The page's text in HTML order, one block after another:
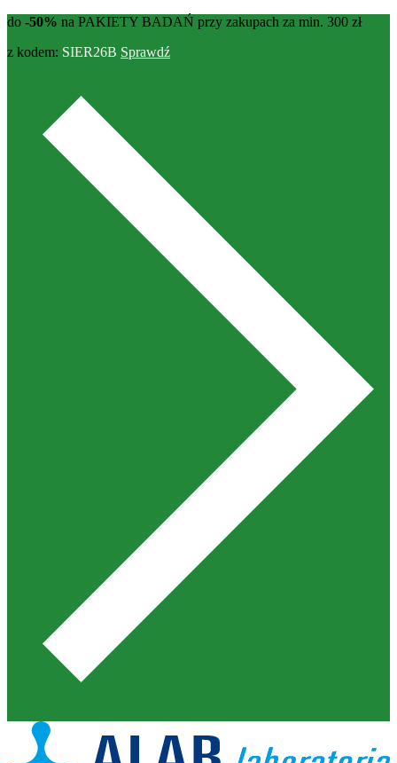
do -50% na PAKIETY BADAŃ przy zakupach za min. 300 zł
z kodem: SIER26B Sprawdź